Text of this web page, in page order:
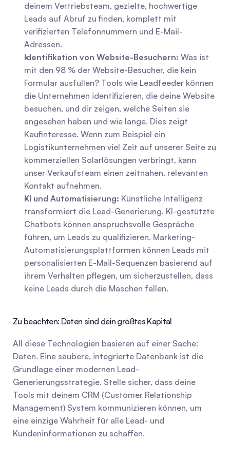
deinem Vertriebsteam, gezielte, hochwertige
Leads auf Abruf zu finden, komplett mit
verifizierten Telefonnummern und E-Mail-
Adressen.
Identifikation von Website-Besuchern: Was ist
mit den 98 % der Website-Besucher, die kein
Formular ausfüllen? Tools wie Leadfeeder können
die Unternehmen identifizieren, die deine Website
besuchen, und dir zeigen, welche Seiten sie
angesehen haben und wie lange. Dies zeigt
Kaufinteresse. Wenn zum Beispiel ein
Logistikunternehmen viel Zeit auf unserer Seite zu
kommerziellen Solarlösungen verbringt, kann
unser Verkaufsteam einen zeitnahen, relevanten
Kontakt aufnehmen.
KI und Automatisierung: Künstliche Intelligenz
transformiert die Lead-Generierung. KI-gestützte
Chatbots können anspruchsvolle Gespräche
führen, um Leads zu qualifizieren. Marketing-
Automatisierungsplattformen können Leads mit
personalisierten E-Mail-Sequenzen basierend auf
ihrem Verhalten pflegen, um sicherzustellen, dass
keine Leads durch die Maschen fallen.
Zu beachten: Daten sind dein größtes Kapital
All diese Technologien basieren auf einer Sache:
Daten. Eine saubere, integrierte Datenbank ist die
Grundlage einer modernen Lead-
Generierungsstrategie. Stelle sicher, dass deine
Tools mit deinem CRM (Customer Relationship
Management) System kommunizieren können, um
eine einzige Wahrheit für alle Lead- und
Kundeninformationen zu schaffen.